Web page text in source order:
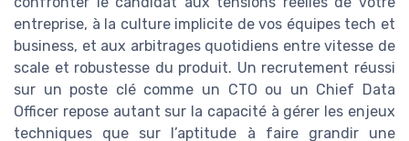
entreprise, à la culture implicite de vos équipes tech et
business, et aux arbitrages quotidiens entre vitesse de
scale et robustesse du produit. Un recrutement réussi
sur un poste clé comme un CTO ou un Chief Data
Officer repose autant sur la capacité à gérer les enjeux
techniques que sur l’aptitude à faire grandir une